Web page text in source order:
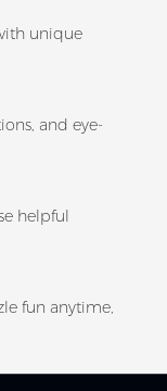
unique
and eye-
helpful
fun anytime,